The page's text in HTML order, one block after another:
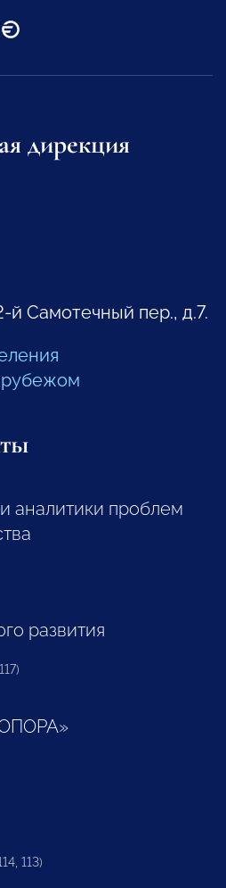
дирекция
й Самотечный пер., д.7.
рубежом
аналитики проблем
развития
113)